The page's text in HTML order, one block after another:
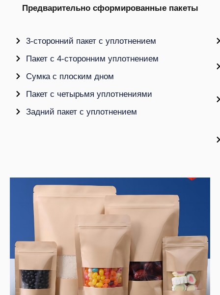
Предварительно сформированные пакеты
3-сторонний пакет с уплотнением
Пакет с 4-сторонним уплотнением
Сумка с плоским дном
Пакет с четырьмя уплотнениями
Задний пакет с уплотнением